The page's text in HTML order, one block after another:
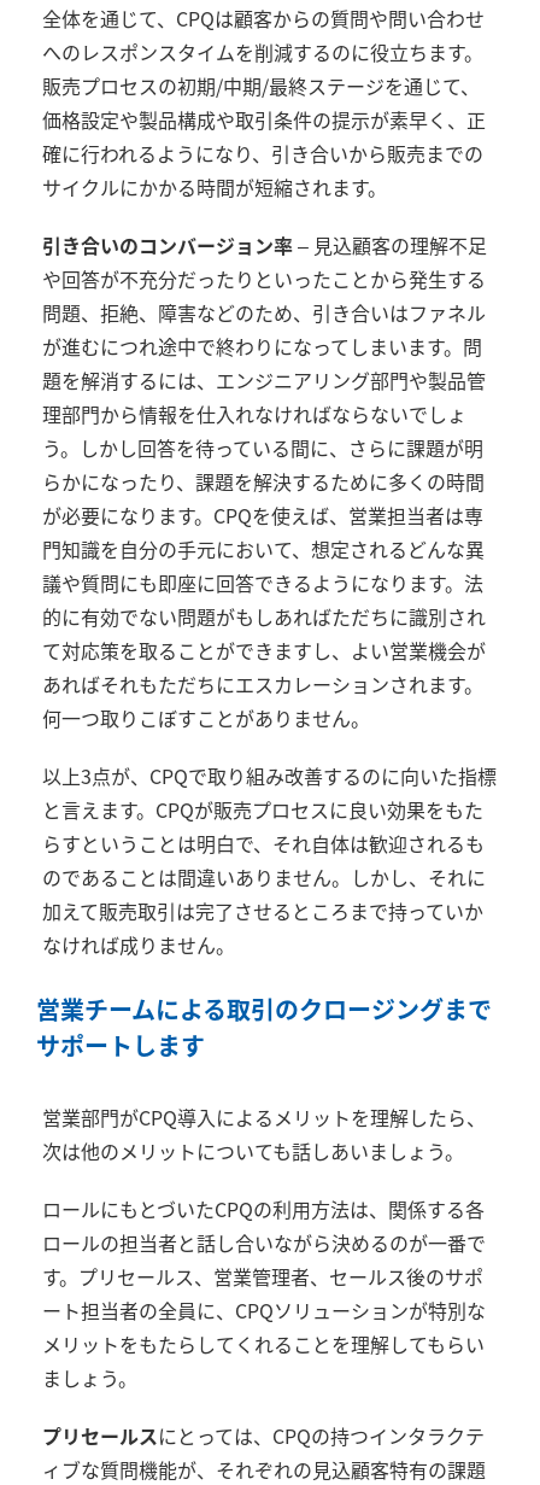
全体を通じて、CPQは顧客からの質問や問い合わせ
へのレスポンスタイムを削減するのに役立ちます。
販売プロセスの初期/中期/最終ステージを通じて、
価格設定や製品構成や取引条件の提示が素早く、正
確に行われるようになり、引き合いから販売までの
サイクルにかかる時間が短縮されます。
引き合いのコンバージョン率– 見込顧客の理解不足
や回答が不充分だったりといったことから発生する
問題、拒絶、障害などのため、引き合いはファネル
が進むにつれ途中で終わりになってしまいます。問
題を解消するには、エンジニアリング部門や製品管
理部門から情報を仕入れなければならないでしょ
う。しかし回答を待っている間に、さらに課題が明
らかになったり、課題を解決するために多くの時間
が必要になります。CPQを使えば、営業担当者は専
門知識を自分の手元において、想定されるどんな異
議や質問にも即座に回答できるようになります。法
的に有効でない問題がもしあればただちに識別され
て対応策を取ることができますし、よい営業機会が
あればそれもただちにエスカレーションされます。
何一つ取りこぼすことがありません。
以上3点が、CPQで取り組み改善するのに向いた指標
と言えます。CPQが販売プロセスに良い効果をもた
らすということは明白で、それ自体は歓迎されるも
のであることは間違いありません。しかし、それに
加えて販売取引は完了させるところまで持っていか
なければ成りません。
営業チームによる取引のクロージングまで
サポートします
営業部門がCPQ導入によるメリットを理解したら、
次は他のメリットについても話しあいましょう。
ロールにもとづいたCPQの利用方法は、関係する各
ロールの担当者と話し合いながら決めるのが一番で
す。プリセールス、営業管理者、セールス後のサポ
ート担当者の全員に、CPQソリューションが特別な
メリットをもたらしてくれることを理解してもらい
ましょう。
プリセールスにとっては、CPQの持つインタラクテ
ィブな質問機能が、それぞれの見込顧客特有の課題